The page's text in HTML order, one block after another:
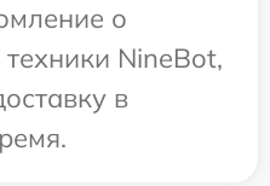
о
NineBot,
в